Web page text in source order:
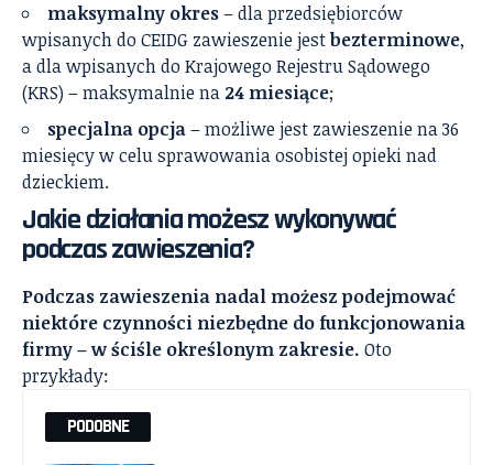
maksymalny okres– dla przedsiębiorców
wpisanych do CEIDG zawieszenie jestbezterminowe,
a dla wpisanych do Krajowego Rejestru Sądowego
(KRS) – maksymalnie na 24 miesiące;
specjalna opcja– możliwe jest zawieszenie na 36
miesięcy w celu sprawowania osobistej opieki nad
dzieckiem.
Jakie działania możesz wykonywać
podczas zawieszenia?
Podczas zawieszenia nadal możesz podejmować
niektóre czynności niezbędne do funkcjonowania
firmy – w ściśle określonym zakresie. Oto
przykłady:
PODOBNE